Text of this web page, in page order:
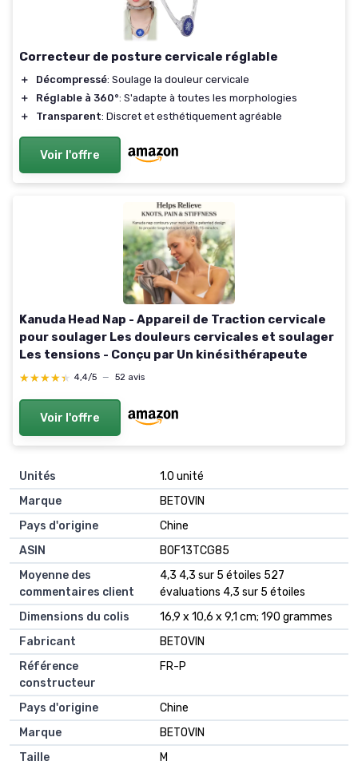
Correcteur de posture cervicale réglable
＋ Décompressé: Soulage la douleur cervicale
＋
Réglable à 360°: S'adapte à toutes les morphologies
＋
Transparent: Discret et esthétiquement agréable
Voir l'offre
Kanuda Head Nap - Appareil de Traction cervicale
pour soulager Les douleurs cervicales et soulager
Les tensions - Conçu par Un kinésithérapeute
★★★★★
★★★★★ 4,4/5 — 52 avis
Voir l'offre
Unités
‎1.0 unité
Marque
‎BETOVIN
Pays d'origine
‎Chine
ASIN
B0F13TCG85
Moyenne des
commentaires client
4,3 4,3 sur 5 étoiles 527
évaluations 4,3 sur 5 étoiles
Dimensions du colis
16,9 x 10,6 x 9,1 cm; 190 grammes
Fabricant
BETOVIN
Référence
constructeur
FR-P
Pays d'origine
Chine
Marque
BETOVIN
Taille
M